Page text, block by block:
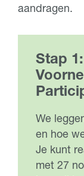
Stap 1:
We
en hoe
Je kunt
met 27
aandragen.